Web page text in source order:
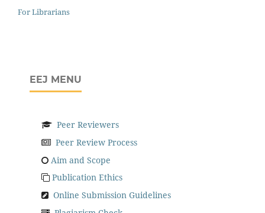
For Librarians
EEJ MENU
Peer Reviewers
Peer Review Process
Aim and Scope
Publication Ethics
Online Submission Guidelines